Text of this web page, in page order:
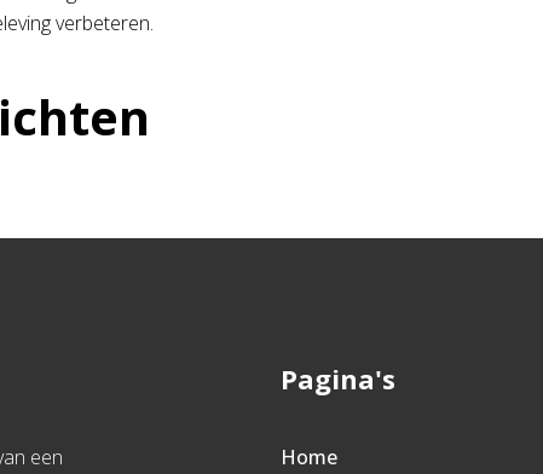
verbeteren.
een
Pagina's
Home